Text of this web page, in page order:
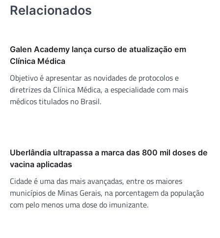
Relacionados
Galen Academy lança curso de atualização em
Clínica Médica
Objetivo é apresentar as novidades de protocolos e
diretrizes da Clínica Médica, a especialidade com mais
médicos titulados no Brasil.
Uberlândia ultrapassa a marca das 800 mil doses de
vacina aplicadas
Cidade é uma das mais avançadas, entre os maiores
municípios de Minas Gerais, na porcentagem da população
com pelo menos uma dose do imunizante.